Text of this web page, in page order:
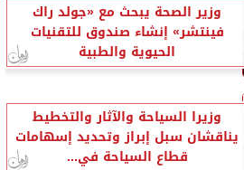
وزير الصحة يبحث مع «جولد راك
فينتشر» إنشاء صندوق للتقنيات
الحيوية والطبية
وزيرا السياحة والآثار والتخطيط
يناقشان سبل إبراز وتحديد إسهامات
قطاع السياحة في...